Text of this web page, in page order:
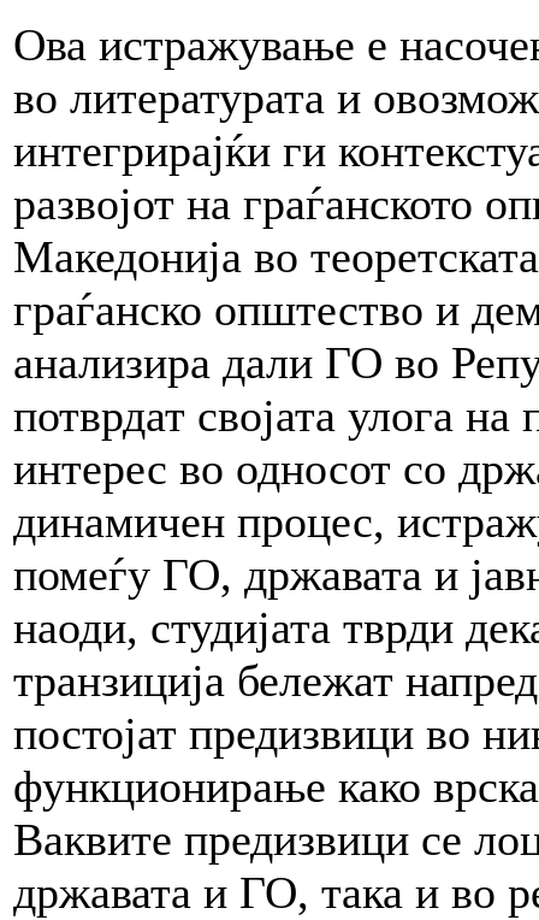
Ова истражување е
во литературата и
интегрирајќи ги
развојот на граѓанското
Македонија во
граѓанско општество и
анализира дали ГО во
потврдат својата улога
интерес во односот со
динамичен процес,
помеѓу ГО, државата и
наоди, студијата тврди
транзиција бележат
постојат предизвици во
функционирање како
Ваквите предизвици се
државата и ГО, така и во